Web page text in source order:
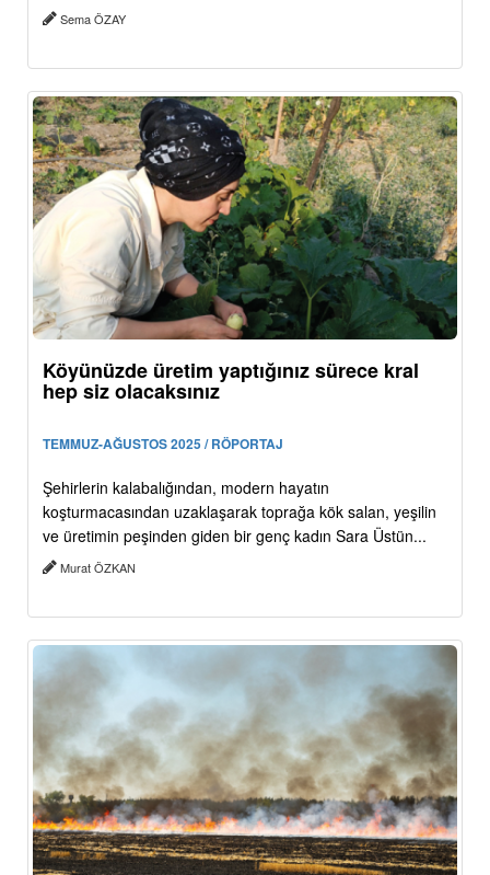
Sema ÖZAY
Köyünüzde üretim yaptığınız sürece kral
hep siz olacaksınız
TEMMUZ-AĞUSTOS 2025 / RÖPORTAJ
Şehirlerin kalabalığından, modern hayatın
koşturmacasından uzaklaşarak toprağa kök salan, yeşilin
ve üretimin peşinden giden bir genç kadın Sara Üstün...
Murat ÖZKAN